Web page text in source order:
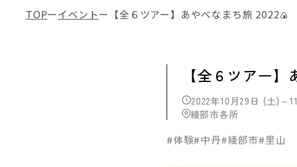
TOP イベント 【全６ツアー】あやべなまち旅 2022🍙
【全６ツアー
2022年10月29日 (土)～
綾部市各所
#体験#中丹#綾部市#里山